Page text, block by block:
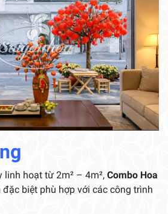
hoạt từ 2m² – 4m², Combo Hoa
đặc biệt phù hợp với các công trình